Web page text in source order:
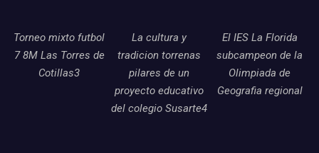
Torneo mixto futbol
7 8M Las Torres de
Cotillas3
La cultura y
tradicion torrenas
pilares de un
proyecto educativo
del colegio Susarte4
El IES La Florida
subcampeon de la
Olimpiada de
Geografia regional